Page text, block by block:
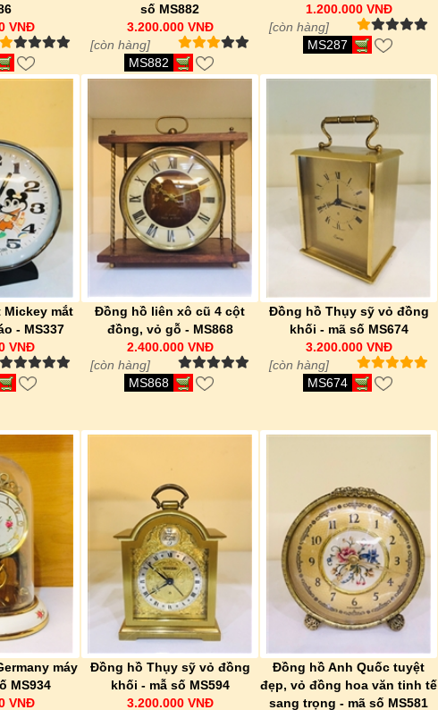
VNĐ
số MS882
3.200.000 VNĐ
[còn hàng]
MS882
1.200.000 VNĐ
[còn hàng]
MS287
mắt
- MS337
VNĐ
Đồng hồ liên xô cũ 4 cột
đồng, vỏ gỗ - MS868
2.400.000 VNĐ
[còn hàng]
MS868
Đồng hồ Thụy sỹ vỏ đồng
khối - mã số MS674
3.200.000 VNĐ
[còn hàng]
MS674
máy
MS934
VNĐ
Đồng hồ Thụy sỹ vỏ đồng
khối - mẫ số MS594
3.200.000 VNĐ
Đồng hồ Anh Quốc tuyệt
đẹp, vỏ đồng hoa văn tinh tế
sang trọng - mã số MS581